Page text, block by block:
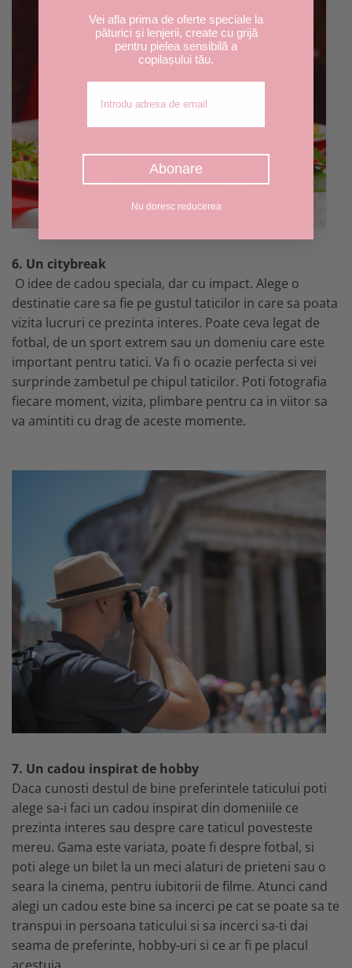
6. Un citybreak
O idee de cadou speciala, dar cu impact. Alege o
destinatie care sa fie pe gustul taticilor in care sa poata
vizita lucruri ce prezinta interes. Poate ceva legat de
fotbal, de un sport extrem sau un domeniu care este
important pentru tatici. Va fi o ocazie perfecta si vei
surprinde zambetul pe chipul taticilor. Poti fotografia
fiecare moment, vizita, plimbare pentru ca in viitor sa
va amintiti cu drag de aceste momente.
7. Un cadou inspirat de hobby
Daca cunosti destul de bine preferintele taticului poti
alege sa-i faci un cadou inspirat din domeniile ce
prezinta interes sau despre care taticul povesteste
mereu. Gama este variata, poate fi despre fotbal, si
poti alege un bilet la un meci alaturi de prieteni sau o
seara la cinema, pentru iubitorii de filme. Atunci cand
alegi un cadou este bine sa incerci pe cat se poate sa te
transpui in persoana taticului si sa incerci sa-ti dai
seama de preferinte, hobby-uri si ce ar fi pe placul
Vei afla prima de oferte speciale la
păturici și lenjerii, create cu grijă
pentru pielea sensibilă a
copilașului tău.
Abonare
Nu doresc reducerea